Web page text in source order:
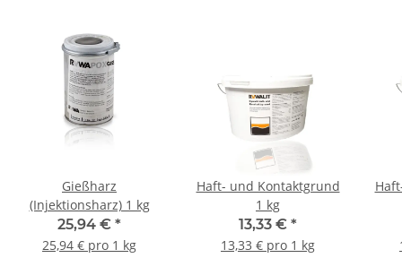
Gießharz
(Injektionsharz) 1 kg
25,94 € *
25,94 € pro 1 kg
Haft- und Kontaktgrund
1 kg
13,33 € *
13,33 € pro 1 kg